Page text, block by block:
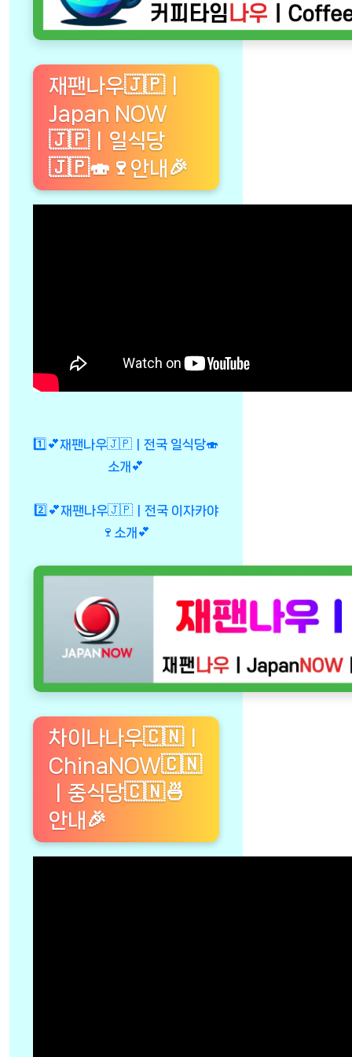
재팬나우🇯🇵ㅣ
Japan NOW
🇯🇵ㅣ일식당
🇯🇵🍣🍷안내🎉
1️⃣💕재팬나우🇯🇵ㅣ전국 일식당🍣
소개💕
2️⃣💕재팬나우🇯🇵ㅣ전국 이자카야
🍷소개💕
차이나나우🇨🇳ㅣ
ChinaNOW🇨🇳
ㅣ중식당🇨🇳🍜
안내🎉